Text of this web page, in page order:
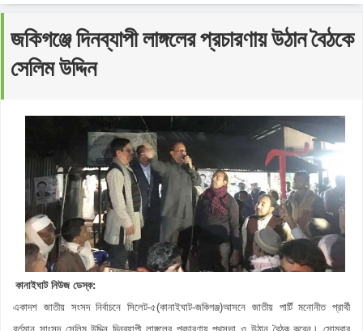
n
u
জকিগঞ্জে দিনব্যাপী লাঙ্গলের প্রচারণায় উঠান বৈঠকে
সেলিম উদ্দিন
কানাইঘাট নিউজ ডেস্ক:
একাদশ জাতীয় সংসদ নির্বাচনে সিলেট-৫(কানাইঘাট-জকিগঞ্জ)আসনে জাতীয় পার্টি মনোনীত প্রার্থী